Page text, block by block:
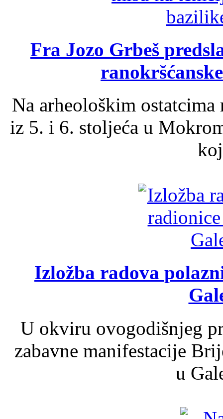
Fra Jozo Grbeš
Na arheološkim
iz 5. i 6. stoljeća u
Izložba radova
U okviru ovogodišnjeg
zabavne manifestacije
u